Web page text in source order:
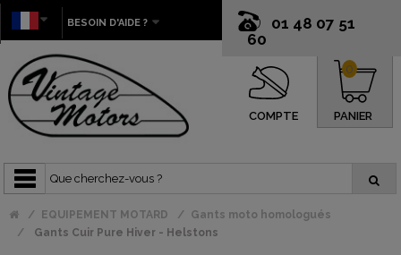
01 48 07 51
60
BESOIN D'AIDE ?
COMPTE PANIER
0
EQUIPEMENT MOTARD
Gants moto homologués
Gants Cuir Pure Hiver - Helstons